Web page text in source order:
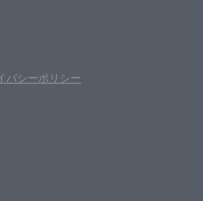
バシーポリシー